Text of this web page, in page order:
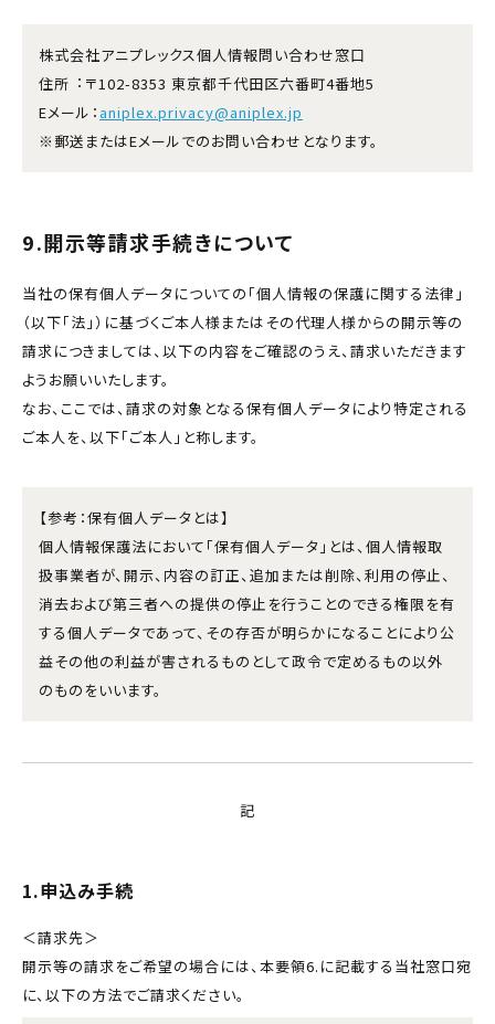
株式会社アニプレックス個人情報問い合わせ窓口
住所︓〒102-8353 東京都千代田区六番町4番地5
Eメール： aniplex.privacy@aniplex.jp
※郵送またはEメールでのお問い合わせとなります。
9.開示等請求手続きについて
当社の保有個人データについての「個人情報の保護に関する法律」
（以下「法」）に基づくご本人様またはその代理人様からの開示等の
請求につきましては、以下の内容をご確認のうえ、請求いただきます
ようお願いいたします。
なお、ここでは、請求の対象となる保有個人データにより特定される
ご本人を、以下「ご本人」と称します。
【参考：保有個人データとは】
個人情報保護法において「保有個人データ」とは、個人情報取
扱事業者が、開示、内容の訂正、追加または削除、利用の停止、
消去および第三者への提供の停止を行うことのできる権限を有
する個人データであって、その存否が明らかになることにより公
益その他の利益が害されるものとして政令で定めるもの以外
のものをいいます。
記
1.申込み手続
＜請求先＞
開示等の請求をご希望の場合には、本要領6.に記載する当社窓口宛
に、以下の方法でご請求ください。